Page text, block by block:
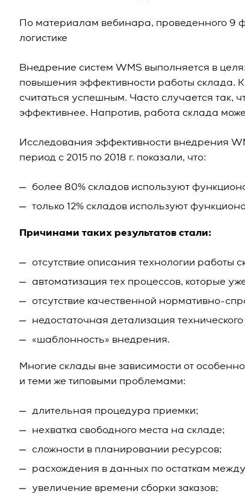
По материалам вебинара, проведенного 9
логистике
Внедрение систем WMS выполняется в
повышения эффективности работы склада.
считаться успешным. Часто случается так,
эффективнее. Напротив, работа склада
Исследования эффективности внедрения
период с 2015 по 2018 г. показали, что:
более 80% складов используют
только 12% складов используют
Причинами таких результатов стали:
отсутствие описания технологии работы
автоматизация тех процессов, которые
отсутствие качественной нормативно-
недостаточная детализация
«шаблонность» внедрения.
Многие склады вне зависимости от
и теми же типовыми проблемами:
длительная процедура приемки;
нехватка свободного места на складе;
сложности в планировании ресурсов;
расхождения в данных по остаткам между
увеличение времени сборки заказов;